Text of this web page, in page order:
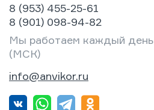
8 (953) 455-25-61
8 (901) 098-94-82
Мы работаем каждый день
(МСК)
info@anvikor.ru